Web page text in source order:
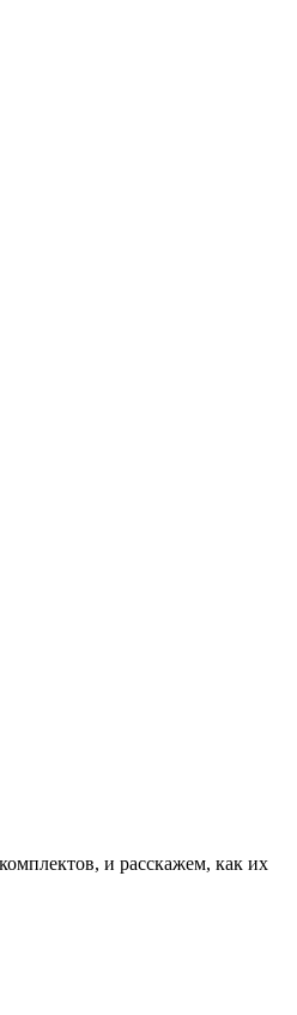
и расскажем, как их